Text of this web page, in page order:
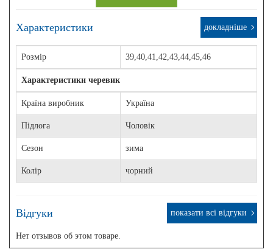
Характеристики докладніше
Розмір 39,40,41,42,43,44,45,46
Характеристики черевик
Країна виробник Україна
Підлога Чоловік
Сезон зима
Колір чорний
Відгуки показати всі відгуки
Нет отзывов об этом товаре.